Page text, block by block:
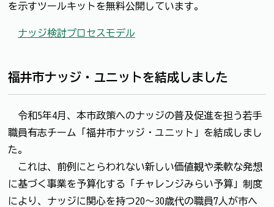
を示すツールキットを無料公開しています。
ナッジ検討プロセスモデル
福井市ナッジ・ユニットを結成しました
令和5年4月、本市政策へのナッジの普及促進を担う若手
職員有志チーム「福井市ナッジ・ユニット」を結成しまし
た。
これは、前例にとらわれない新しい価値観や柔軟な発想
に基づく事業を予算化する「チャレンジみらい予算」制度
により、ナッジに関心を持つ20～30歳代の職員7人が市へ